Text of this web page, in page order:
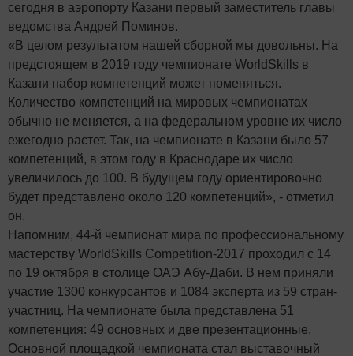
сегодня в аэропорту Казани первый заместитель главы
ведомства Андрей Поминов.
«В целом результатом нашей сборной мы довольны. На
предстоящем в 2019 году чемпионате WorldSkills в
Казани набор компетенций может поменяться.
Количество компетенций на мировых чемпионатах
обычно не меняется, а на федеральном уровне их число
ежегодно растет. Так, на чемпионате в Казани было 57
компетенций, в этом году в Краснодаре их число
увеличилось до 100. В будущем году ориентировочно
будет представлено около 120 компетенций», - отметил
он.
Напомним, 44-й чемпионат мира по профессиональному
мастерству WorldSkills Competition-2017 проходил с 14
по 19 октября в столице ОАЭ Абу-Даби. В нем приняли
участие 1300 конкурсантов и 1084 эксперта из 59 стран-
участниц. На чемпионате была представлена 51
компетенция: 49 основных и две презентационные.
Основной площадкой чемпионата стал выставочный